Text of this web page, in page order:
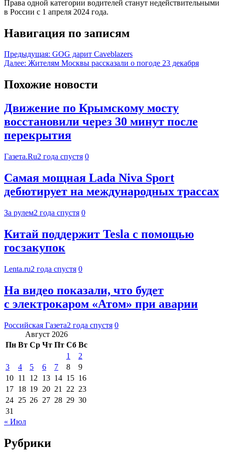
Права одной категории водителей станут недействительными
в России с 1 апреля 2024 года.
Навигация по записям
Предыдущая: GOG дарит Caveblazers
Далее: Жителям Москвы рассказали о погоде 23 декабря
Похожие новости
Движение по Крымскому мосту
восстановили через 30 минут после
перекрытия
Газета.Ru2 года спустя 0
Самая мощная Lada Niva Sport
дебютирует на международных трассах
За рулем2 года спустя 0
Китай поддержит Tesla с помощью
госзакупок
Lenta.ru2 года спустя 0
На видео показали, что будет
с электрокаром «Атом» при аварии
Российская Газета2 года спустя 0
Август 2026
Пн Вт Ср Чт Пт Сб Вс
1
2
3
4 5 6 7 8
9
10 11 12 13 14 15 16
17 18 19 20 21 22 23
24 25 26 27 28 29 30
31
« Июл
Рубрики